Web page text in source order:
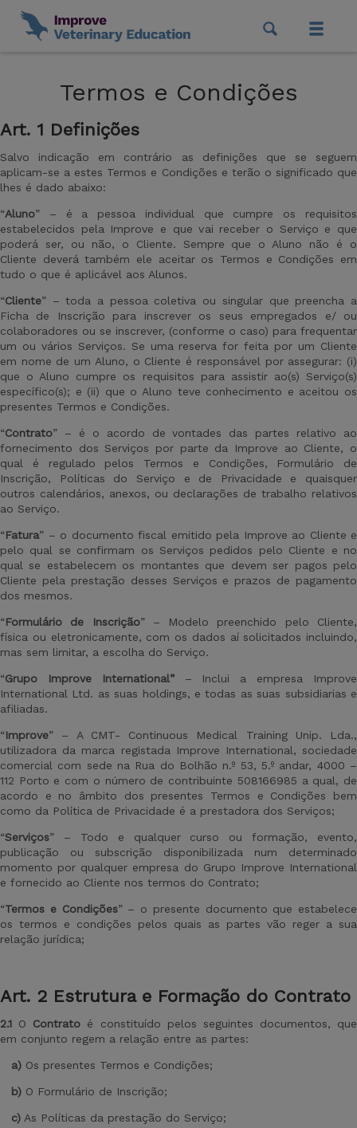
Termos e Condições
Art. 1 Definições
Salvo indicação em contrário as definições que se seguem
aplicam-se a estes Termos e Condições e terão o significado que
lhes é dado abaixo:
“Aluno” – é a pessoa individual que cumpre os requisitos
estabelecidos pela Improve e que vai receber o Serviço e que
poderá ser, ou não, o Cliente. Sempre que o Aluno não é o
Cliente deverá também ele aceitar os Termos e Condições em
tudo o que é aplicável aos Alunos.
“Cliente” – toda a pessoa coletiva ou singular que preencha a
Ficha de Inscrição para inscrever os seus empregados e/ ou
colaboradores ou se inscrever, (conforme o caso) para frequentar
um ou vários Serviços. Se uma reserva for feita por um Cliente
em nome de um Aluno, o Cliente é responsável por assegurar: (i)
que o Aluno cumpre os requisitos para assistir ao(s) Serviço(s)
específico(s); e (ii) que o Aluno teve conhecimento e aceitou os
presentes Termos e Condições.
“Contrato” – é o acordo de vontades das partes relativo ao
fornecimento dos Serviços por parte da Improve ao Cliente, o
qual é regulado pelos Termos e Condições, Formulário de
Inscrição, Políticas do Serviço e de Privacidade e quaisquer
outros calendários, anexos, ou declarações de trabalho relativos
ao Serviço.
“Fatura” – o documento fiscal emitido pela Improve ao Cliente e
pelo qual se confirmam os Serviços pedidos pelo Cliente e no
qual se estabelecem os montantes que devem ser pagos pelo
Cliente pela prestação desses Serviços e prazos de pagamento
dos mesmos.
“Formulário de Inscrição” – Modelo preenchido pelo Cliente,
física ou eletronicamente, com os dados aí solicitados incluindo,
mas sem limitar, a escolha do Serviço.
“Grupo Improve International”– Inclui a empresa Improve
International Ltd. as suas holdings, e todas as suas subsidiarias e
afiliadas.
“Improve” – A CMT- Continuous Medical Training Unip. Lda.,
utilizadora da marca registada Improve International, sociedade
comercial com sede na Rua do Bolhão n.º 53, 5.º andar, 4000 –
112 Porto e com o número de contribuinte 508166985 a qual, de
acordo e no âmbito dos presentes Termos e Condições bem
como da Política de Privacidade é a prestadora dos Serviços;
“Serviços” – Todo e qualquer curso ou formação, evento,
publicação ou subscrição disponibilizada num determinado
momento por qualquer empresa do Grupo Improve International
e fornecido ao Cliente nos termos do Contrato;
“Termos e Condições” – o presente documento que estabelece
os termos e condições pelos quais as partes vão reger a sua
relação jurídica;
Art. 2 Estrutura e Formação do Contrato
2.1 O Contrato é constituído pelos seguintes documentos, que
em conjunto regem a relação entre as partes:
a) Os presentes Termos e Condições;
b) O Formulário de Inscrição;
c) As Políticas da prestação do Serviço;